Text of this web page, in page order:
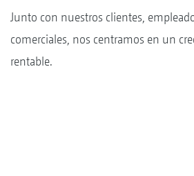
Junto con nuestros clientes,
comerciales, nos centramos en un
rentable.